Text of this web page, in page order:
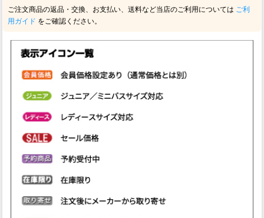
ご注文商品の返品・交換、お支払い、送料など当店のご利用については ご利
用ガイド をご確認ください。